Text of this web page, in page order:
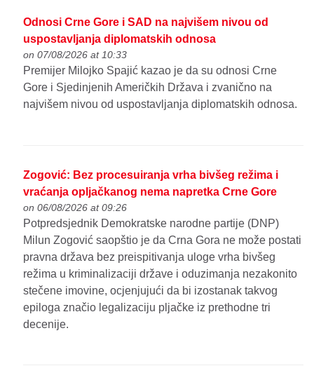
Odnosi Crne Gore i SAD na najvišem nivou od
uspostavljanja diplomatskih odnosa
on 07/08/2026 at 10:33
Premijer Milojko Spajić kazao je da su odnosi Crne
Gore i Sjedinjenih Američkih Država i zvanično na
najvišem nivou od uspostavljanja diplomatskih odnosa.
Zogović: Bez procesuiranja vrha bivšeg režima i
vraćanja opljačkanog nema napretka Crne Gore
on 06/08/2026 at 09:26
Potpredsjednik Demokratske narodne partije (DNP)
Milun Zogović saopštio je da Crna Gora ne može postati
pravna država bez preispitivanja uloge vrha bivšeg
režima u kriminalizaciji države i oduzimanja nezakonito
stečene imovine, ocjenjujući da bi izostanak takvog
epiloga značio legalizaciju pljačke iz prethodne tri
decenije.